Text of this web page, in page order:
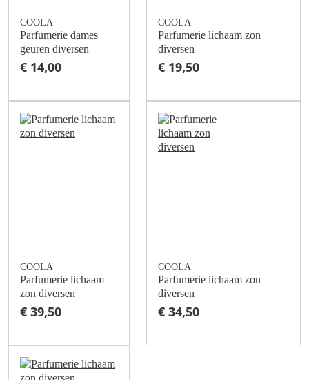
COOLA
Parfumerie dames
geuren diversen
€ 14,00
COOLA
Parfumerie lichaam zon
diversen
€ 19,50
COOLA
Parfumerie lichaam
zon diversen
€ 39,50
COOLA
Parfumerie lichaam zon
diversen
€ 34,50